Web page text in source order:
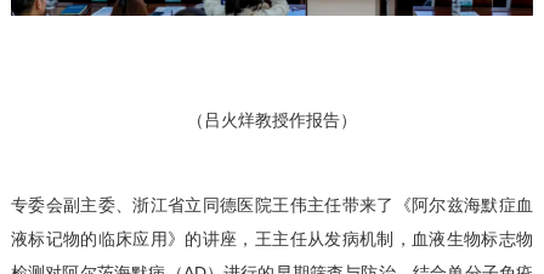
（吕火烊教授作报告）
专委会副主委、浙江省立同德医院王伟主任带来了《阿尔兹海默症血
液标记物的临床应用》的讲座，王主任从发病机制，血液生物标志物